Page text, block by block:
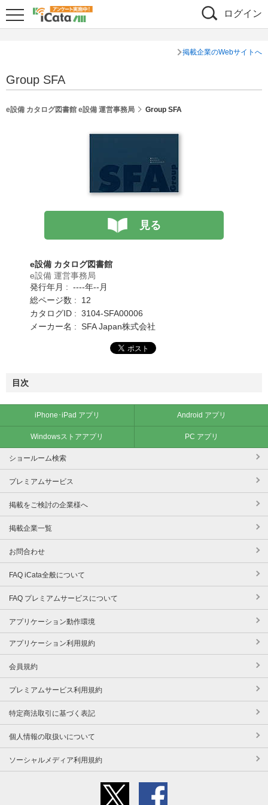
ログイン
掲載企業のWebサイトへ
Group SFA
e設備 カタログ図書館 e設備 運営事務局 Group SFA
見る
e設備 カタログ図書館
e設備 運営事務局
発行年月 : ----年--月
総ページ数 : 12
カタログID : 3104-SFA00006
メーカー名 : SFA Japan株式会社
目次
iPhone･iPad アプリ Android アプリ
Windowsストアアプリ PC アプリ
ショールーム検索
プレミアムサービス
掲載をご検討の企業様へ
掲載企業一覧
お問合わせ
FAQ iCata全般について
FAQ プレミアムサービスについて
アプリケーション動作環境
アプリケーション利用規約
会員規約
プレミアムサービス利用規約
特定商法取引に基づく表記
個人情報の取扱いについて
ソーシャルメディア利用規約